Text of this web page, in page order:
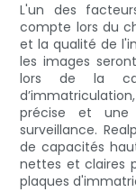
L'un des
compte lors du
et la qualité de
les images
lors de la
précise et une
surveillance.
de capacités
nettes et claires
plaques